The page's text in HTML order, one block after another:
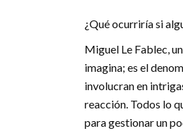
¿Qué ocurriría si
Miguel Le Fablec,
imagina; es el
involucran en
reacción. Todos lo
para gestionar un